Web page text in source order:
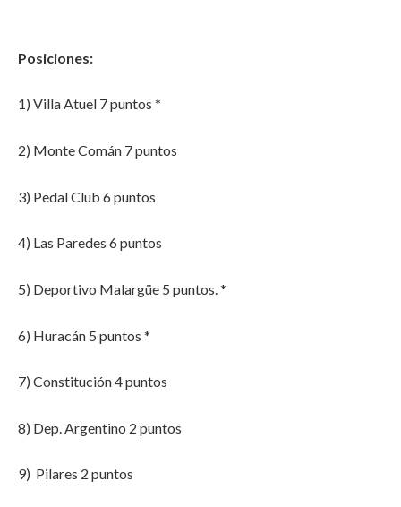
Posiciones:
1) Villa Atuel 7 puntos *
2) Monte Comán 7 puntos
3) Pedal Club 6 puntos
4) Las Paredes 6 puntos
5) Deportivo Malargüe 5 puntos. *
6) Huracán 5 puntos *
7) Constitución 4 puntos
8) Dep. Argentino 2 puntos
9) Pilares 2 puntos